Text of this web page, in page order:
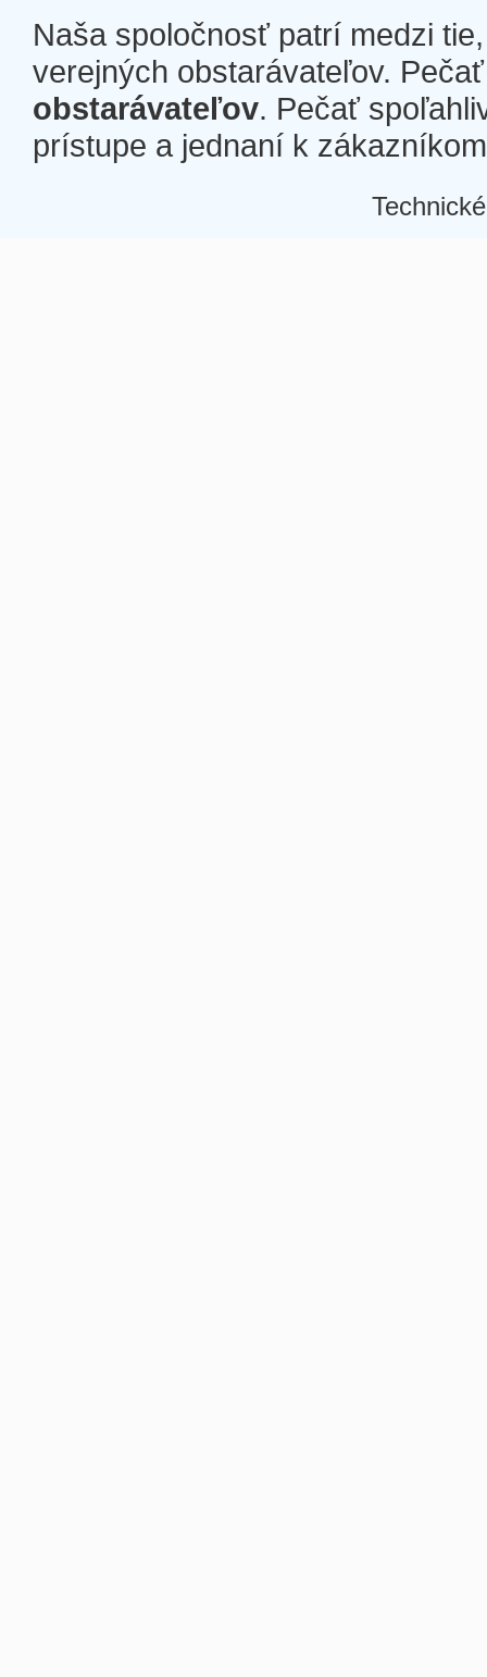
Naša spoločnosť patrí medzi
verejných obstarávateľov.
obstarávateľov. Pečať
prístupe a jednaní k